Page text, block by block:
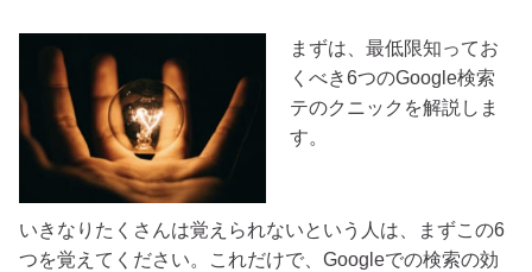
まずは、最低限知ってお
くべき6つのGoogle検索
テのクニックを解説しま
す。
いきなりたくさんは覚えられないという人は、まずこの6
つを覚えてください。これだけで、Googleでの検索の効